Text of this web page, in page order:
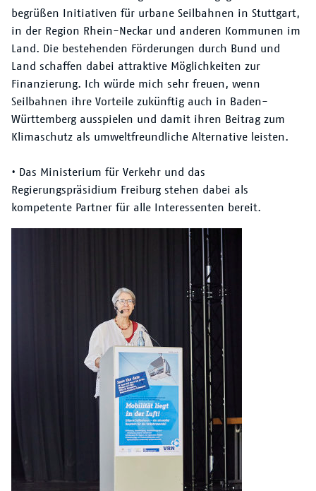
begrüßen Initiativen für urbane Seilbahnen in Stuttgart,
in der Region Rhein-Neckar und anderen Kommunen im
Land. Die bestehenden Förderungen durch Bund und
Land schaffen dabei attraktive Möglichkeiten zur
Finanzierung. Ich würde mich sehr freuen, wenn
Seilbahnen ihre Vorteile zukünftig auch in Baden-
Württemberg ausspielen und damit ihren Beitrag zum
Klimaschutz als umweltfreundliche Alternative leisten.
• Das Ministerium für Verkehr und das
Regierungspräsidium Freiburg stehen dabei als
kompetente Partner für alle Interessenten bereit.